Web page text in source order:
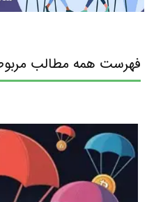
فهرست همه مطالب